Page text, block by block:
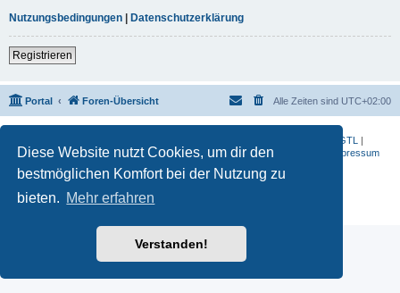
Diese Website nutzt Cookies, um dir den
bestmöglichen Komfort bei der Nutzung zu
bieten. Mehr erfahren
Verstanden!
Nutzungsbedingungen | Datenschutzerklärung
Registrieren
Portal Foren-Übersicht Alle Zeiten sind UTC+02:00
K 1600 GTL
|
S 1000 RR|G 650 X| R1200ST|F 800 R |Datenschutzerklärung Impressum
Powered byphpBB ® Forum Software © phpBB Limited
Deutsche Übersetzung durch
Datenschutz